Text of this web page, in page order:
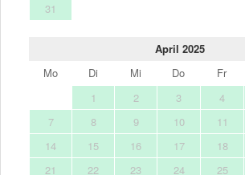
31
April 2025
Mo
Di Mi Do Fr
1
2 3 4
7
8 9 10 11
14
15 16 17 18
21
22 23 24 25